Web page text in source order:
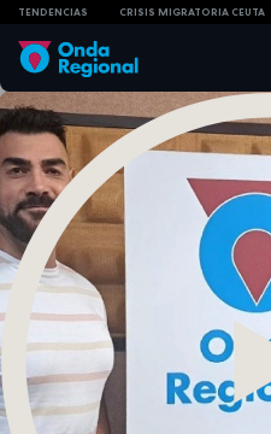
TENDENCIAS CRISIS MIGRATORIA CEUTA